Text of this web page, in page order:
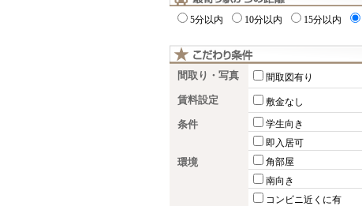
5分以内 10分以内 15分以内
間取り・写真 間取図有り
賃料設定 敷金なし
条件 学生向き
即入居可
環境 角部屋
南向き
コンビニ近くに有